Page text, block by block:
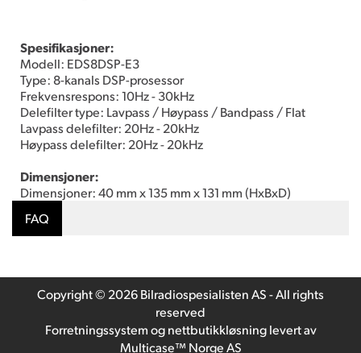
Spesifikasjoner:
Modell: EDS8DSP-E3
Type: 8-kanals DSP-prosessor
Frekvensrespons: 10Hz - 30kHz
Delefilter type: Lavpass / Høypass / Bandpass / Flat
Lavpass delefilter: 20Hz - 20kHz
Høypass delefilter: 20Hz - 20kHz
Dimensjoner:
Dimensjoner: 40 mm x 135 mm x 131 mm (HxBxD)
FAQ
Copyright © 2026 Bilradiospesialisten AS - All rights
reserved
Forretningssystemognettbutikkløsninglevert av
Multicase™ Norge AS